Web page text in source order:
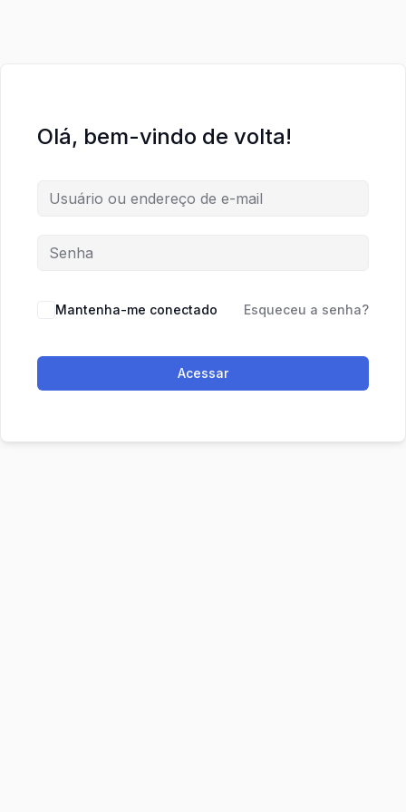
Olá, bem-vindo de volta!
Mantenha-me conectado Esqueceu a senha?
Acessar